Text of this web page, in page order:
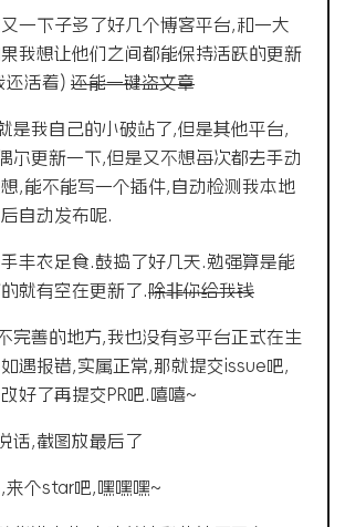
一下子多了好几个博客平台,和一大
我想让他们之间都能保持活跃的更新
还活着) 还能一键盗文章
是我自己的小破站了,但是其他平台,
尔更新一下,但是又不想每次都去手动
,能不能写一个插件,自动检测我本地
自动发布呢.
丰衣足食.鼓捣了好几天.勉强算是能
就有空在更新了. 除非你给我钱
完善的地方,我也没有多平台正式在生
遇报错,实属正常,那就提交issue吧,
好了再提交PR吧.嘻嘻~
话,截图放最后了
来个star吧,嘿嘿嘿~